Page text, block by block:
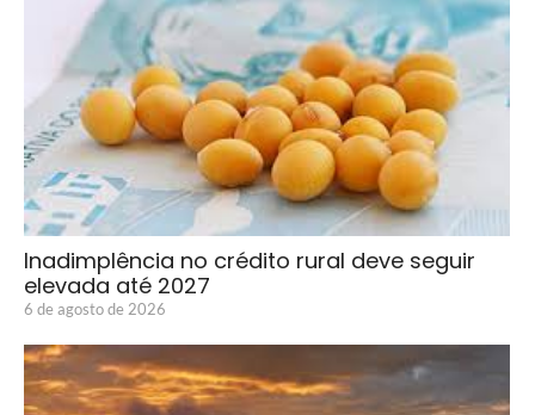
Inadimplência no crédito rural deve seguir
elevada até 2027
6 de agosto de 2026